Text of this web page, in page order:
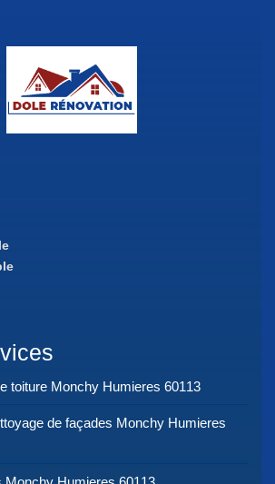
toiture Monchy Humieres 60113
de façades Monchy Humieres